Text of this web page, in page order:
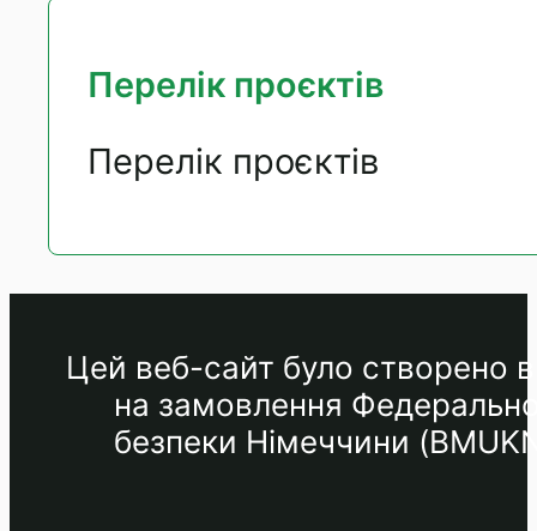
Перелік проєктів
Перелік проєктів
Цей веб-сайт було створено
на замовлення
безпеки Німеччини